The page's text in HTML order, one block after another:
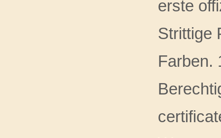
erste
Strittige
Farben.